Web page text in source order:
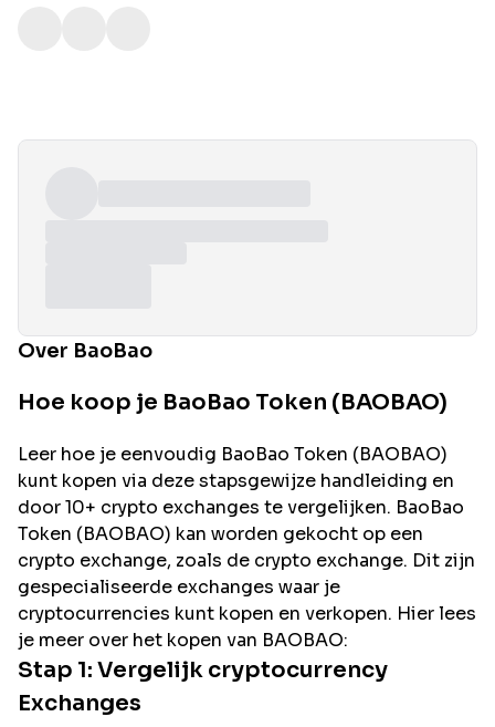
Over BaoBao
Hoe koop je BaoBao Token (BAOBAO)
Leer hoe je eenvoudig BaoBao Token (BAOBAO)
kunt kopen via deze stapsgewijze handleiding en
door 10+ crypto exchanges te vergelijken. BaoBao
Token (BAOBAO) kan worden gekocht op een
crypto exchange, zoals de crypto exchange. Dit zijn
gespecialiseerde exchanges waar je
cryptocurrencies kunt kopen en verkopen. Hier lees
je meer over het kopen van BAOBAO:
Stap 1: Vergelijk cryptocurrency
Exchanges